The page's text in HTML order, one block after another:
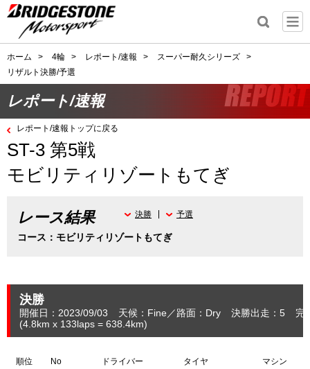
ホーム > 4輪 > レポート/速報 > スーパー耐久シリーズ
>
リザルト決勝/予選
レポート/速報
レポート/速報トップに戻る
ST-3 第5戦
モビリティリゾートもてぎ
レース結果
コース：モビリティリゾートもてぎ
決勝 予選
決勝
開催日：2023/09/03 天候：Fine 路面：Dry 決勝出走：5
完
(4.8km x 133laps = 638.4km)
順位 No ドライバー タイヤ マシン